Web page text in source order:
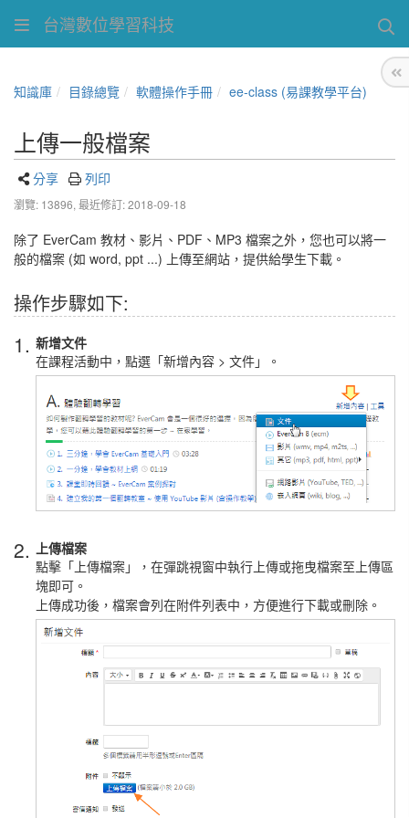
台灣數位學習科技
知識庫 目錄總覽 軟體操作手冊 ee-class (易課教學平台)
上傳一般檔案
分享 列印
瀏覽: 13896, 最近修訂: 2018-09-18
除了 EverCam 教材、影片、PDF、MP3 檔案之外，您也可以將一
般的檔案 (如 word, ppt ...) 上傳至網站， 提供給學生下載 。
操作步驟如下:
1. 新增文件
在課程活動中，點選「新增內容 > 文件」。
2. 上傳檔案
點擊「上傳檔案」， 在彈跳視窗中執行上傳或拖曳檔案至上傳區
塊即可。
上傳成功後，檔案會列在附件列表中，方便進行下載或刪除。